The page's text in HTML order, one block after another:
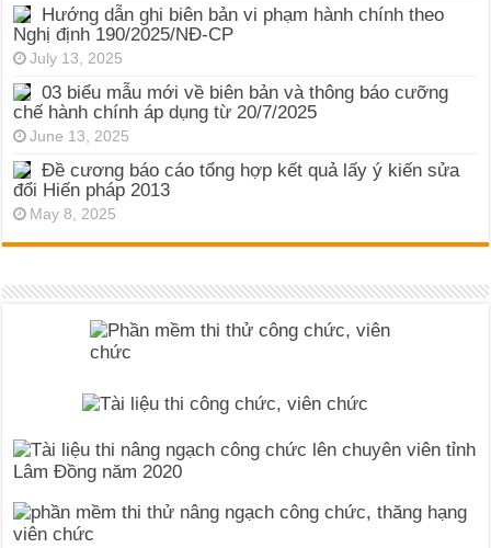
Hướng dẫn ghi biên bản vi phạm hành chính theo
Nghị định 190/2025/NĐ-CP
July 13, 2025
03 biểu mẫu mới về biên bản và thông báo cưỡng
chế hành chính áp dụng từ 20/7/2025
June 13, 2025
Đề cương báo cáo tổng hợp kết quả lấy ý kiến sửa
đổi Hiến pháp 2013
May 8, 2025